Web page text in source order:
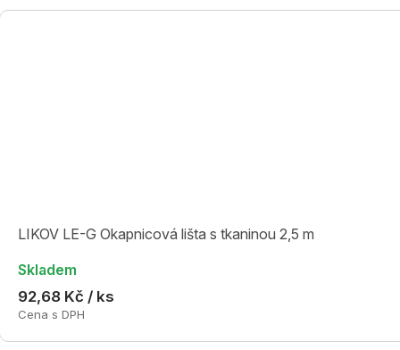
LIKOV LE-G Okapnicová lišta s tkaninou 2,5 m
Skladem
92,68 Kč / ks
Cena s DPH